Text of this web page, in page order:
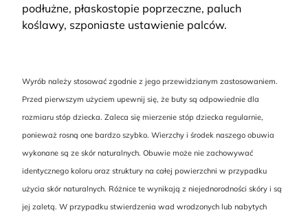
podłużne, płaskostopie poprzeczne, paluch
koślawy, szponiaste ustawienie palców.
Wyrób należy stosować zgodnie z jego przewidzianym zastosowaniem.
Przed pierwszym użyciem upewnij się, że buty są odpowiednie dla
rozmiaru stóp dziecka. Zaleca się mierzenie stóp dziecka regularnie,
ponieważ rosną one bardzo szybko. Wierzchy i środek naszego obuwia
wykonane są ze skór naturalnych. Obuwie może nie zachowywać
identycznego koloru oraz struktury na całej powierzchni w przypadku
użycia skór naturalnych. Różnice te wynikają z niejednorodności skóry i są
jej zaletą. W przypadku stwierdzenia wad wrodzonych lub nabytych